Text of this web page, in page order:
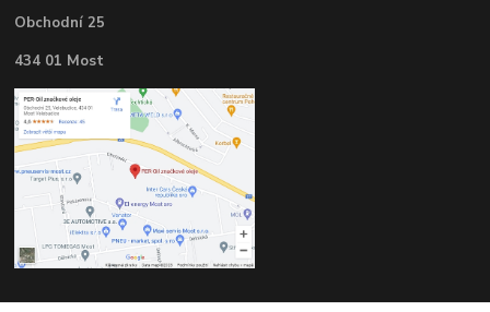
Obchodní 25
434 01 Most